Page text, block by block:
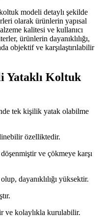
modeli detaylı şekilde
olarak ürünlerin yapısal
kalitesi ve kullanıcı
ürünlerin dayanıklılığı,
objektif ve karşılaştırılabilir
Yataklı Koltuk
tek kişilik yatak olabilme
özelliktedir.
ve çökmeye karşı
dayanıklılığı yüksektir.
ve kolaylıkla kurulabilir.